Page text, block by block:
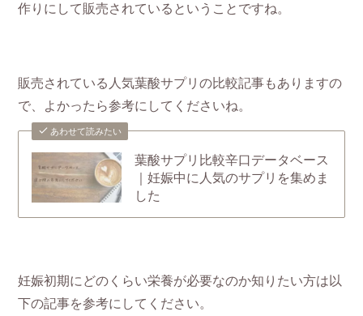
作りにして販売されているということですね。
販売されている人気葉酸サプリの比較記事もありますの
で、よかったら参考にしてくださいね。
あわせて読みたい
葉酸サプリ比較辛口データベース
｜妊娠中に人気のサプリを集めま
した
妊娠初期にどのくらい栄養が必要なのか知りたい方は以
下の記事を参考にしてください。